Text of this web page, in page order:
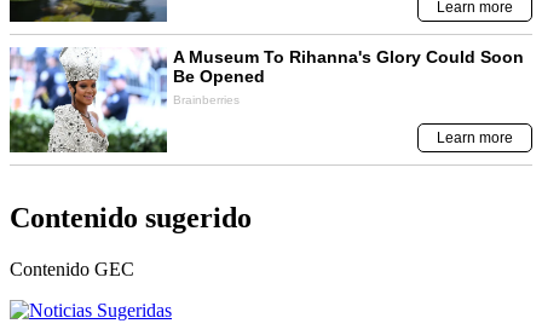
Contenido sugerido
Contenido GEC